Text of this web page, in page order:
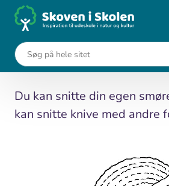
... Aktiviteter Snit en smørekniv
Snit en
Du kan snitte din egen
kan snitte knive med andre